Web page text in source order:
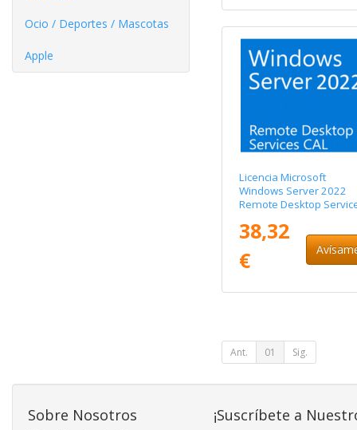
Ocio / Deportes / Mascotas
Apple
Licencia Microsoft
Windows Server 2022
Remote Desktop
38,32
€
Ant. 01 Sig.
Sobre Nosotros ¡Suscríbete a